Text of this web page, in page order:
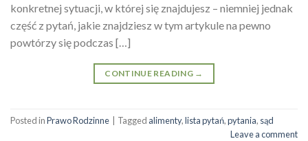
konkretnej sytuacji, w której się znajdujesz – niemniej jednak
część z pytań, jakie znajdziesz w tym artykule na pewno
powtórzy się podczas […]
CONTINUE READING →
Posted inPrawo Rodzinne Tagged alimenty,lista pytań,pytania, sąd
Leave a comment